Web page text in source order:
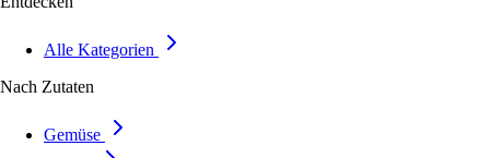
Alle Kategorien
Nach Zutaten
Gemüse